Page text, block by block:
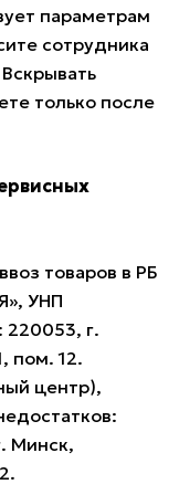
параметрам
сотрудника
только после
товаров в РБ
УНП
г.
пом. 12.
центр),
Минск,